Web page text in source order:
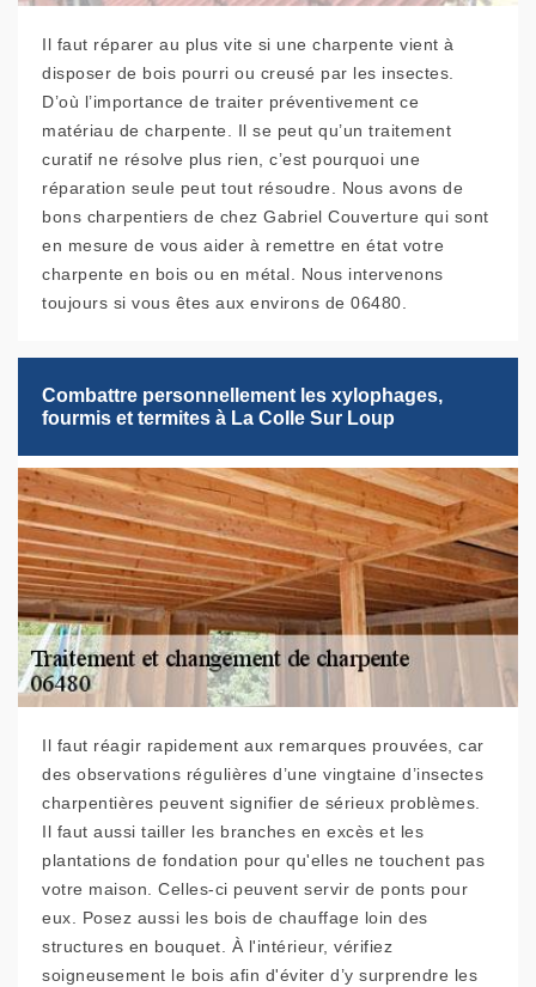
Il faut réparer au plus vite si une charpente vient à
disposer de bois pourri ou creusé par les insectes.
D’où l’importance de traiter préventivement ce
matériau de charpente. Il se peut qu’un traitement
curatif ne résolve plus rien, c’est pourquoi une
réparation seule peut tout résoudre. Nous avons de
bons charpentiers de chez Gabriel Couverture qui sont
en mesure de vous aider à remettre en état votre
charpente en bois ou en métal. Nous intervenons
toujours si vous êtes aux environs de 06480.
Combattre personnellement les xylophages,
fourmis et termites à La Colle Sur Loup
Il faut réagir rapidement aux remarques prouvées, car
des observations régulières d’une vingtaine d’insectes
charpentières peuvent signifier de sérieux problèmes.
Il faut aussi tailler les branches en excès et les
plantations de fondation pour qu'elles ne touchent pas
votre maison. Celles-ci peuvent servir de ponts pour
eux. Posez aussi les bois de chauffage loin des
structures en bouquet. À l'intérieur, vérifiez
soigneusement le bois afin d'éviter d’y surprendre les